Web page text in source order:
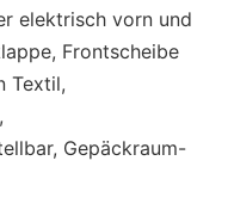
elektrisch vorn und
Frontscheibe
Textil,
Gepäckraum-